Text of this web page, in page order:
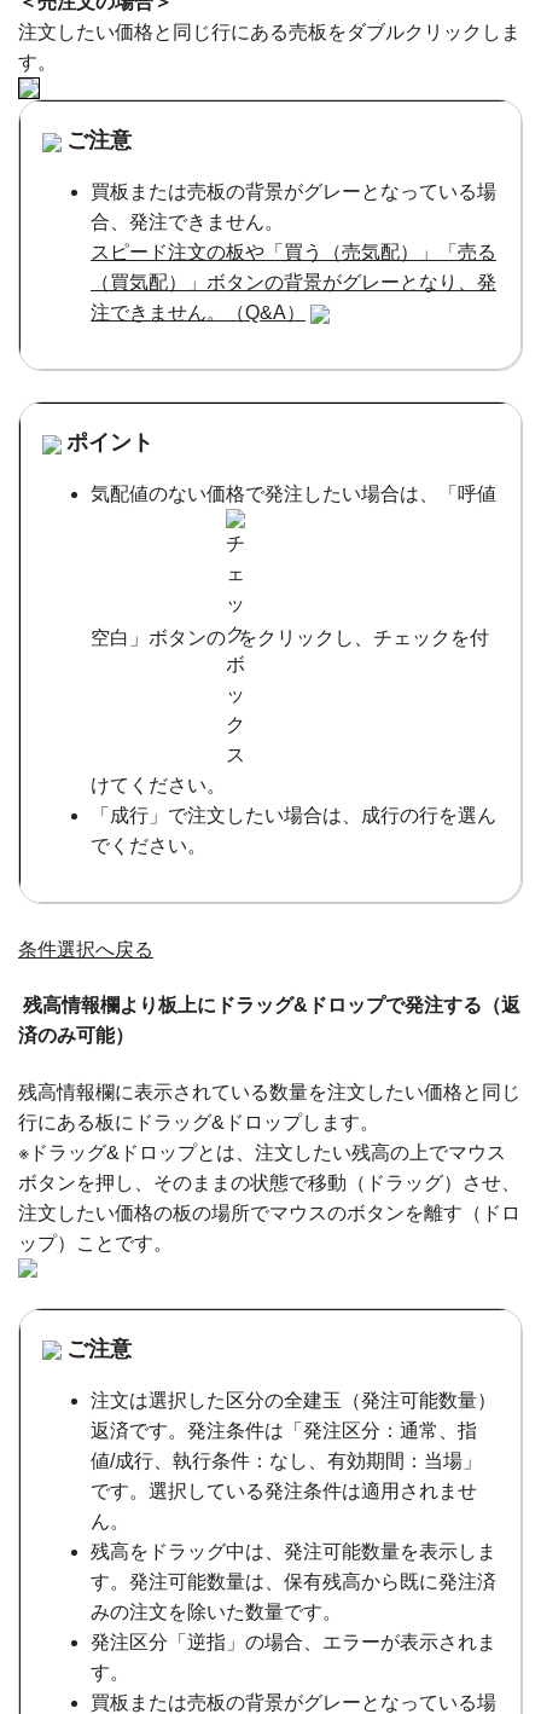
注文したい価格と同じ行にある売板をダブルクリックしま
す。
ご注意
買板または売板の背景がグレーとなっている場
合、発注できません。
スピード注文の板や「買う（売気配）」「売る
（買気配）」ボタンの背景がグレーとなり、発
注できません。（Q&A）
ポイント
気配値のない価格で発注したい場合は、「呼値
空白」ボタンの をクリックし、チェックを付
けてください。
「成行」で注文したい場合は、成行の行を選ん
でください。
条件選択へ戻る
残高情報欄より板上にドラッグ&ドロップで発注する（返
済のみ可能）
残高情報欄に表示されている数量を注文したい価格と同じ
行にある板にドラッグ&ドロップします。
※ドラッグ&ドロップとは、注文したい残高の上でマウス
ボタンを押し、そのままの状態で移動（ドラッグ）させ、
注文したい価格の板の場所でマウスのボタンを離す（ドロ
ップ）ことです。
ご注意
注文は選択した区分の全建玉（発注可能数量）
返済です。発注条件は「発注区分：通常、指
値/成行、執行条件：なし、有効期間：当場」
です。選択している発注条件は適用されませ
ん。
残高をドラッグ中は、発注可能数量を表示しま
す。発注可能数量は、保有残高から既に発注済
みの注文を除いた数量です。
発注区分「逆指」の場合、エラーが表示されま
す。
買板または売板の背景がグレーとなっている場